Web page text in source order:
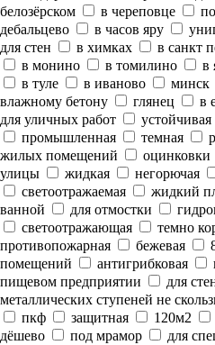
белозёрском
в череповце
дебальцево
в часов яру
для стен
в химках в санкт
в монино
в томилино в
в туле
в иваново минск
влажному бетону
глянец в
для уличных работ
устойчивая
промышленная
темная
жилых помещений
оцинковки
улицы
жидкая негорючая
светоотражаемая
жидкий
ванной
для отмостки
светоотражающая
темно
противопожарная
бежевая
помещений
антигрибковая
пищевом предприятии
для
металлических ступеней не
пкф
защитная 120м2
дёшево
под мрамор для